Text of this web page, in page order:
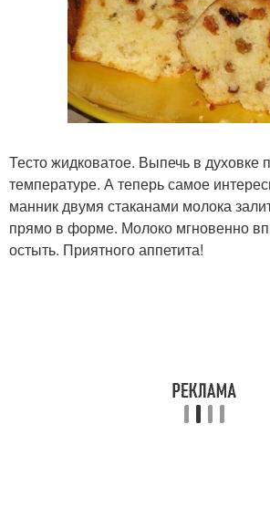
Тесто жидковатое. Выпечь в духовке
температуре. А теперь самое
манник двумя стаканами молока
прямо в форме. Молоко мгновенно
остыть. Приятного аппетита!